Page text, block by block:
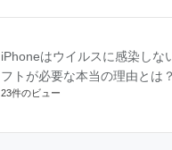
iPhoneはウイルスに感染しな
フトが必要な本当の理由とは？
23件のビュー